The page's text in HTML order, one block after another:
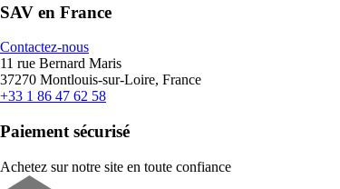
SAV en France
Contactez-nous
11 rue Bernard Maris
37270 Montlouis-sur-Loire, France
+33 1 86 47 62 58
Paiement sécurisé
Achetez sur notre site en toute confiance